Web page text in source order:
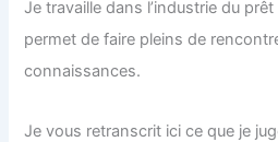
Je travaille dans l’industrie du
permet de faire pleins de
connaissances.
Je vous retranscrit ici ce que je